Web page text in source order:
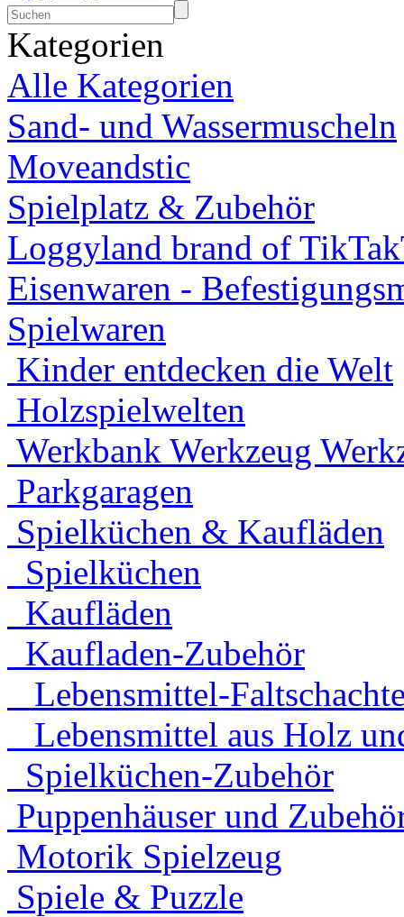
Kategorien
Alle Kategorien
Sand- und Wassermuscheln
Moveandstic
Spielplatz & Zubehör
Loggyland brand of
Eisenwaren -
Spielwaren
Kinder entdecken die Welt
Holzspielwelten
Werkbank Werkzeug
Parkgaragen
Spielküchen & Kaufläden
Spielküchen
Kaufläden
Kaufladen-Zubehör
Lebensmittel-
Lebensmittel aus Holz
Spielküchen-Zubehör
Puppenhäuser und
Motorik Spielzeug
Spiele & Puzzle